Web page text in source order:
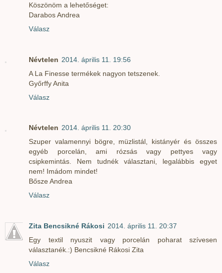
Köszönöm a lehetőséget:
Darabos Andrea
Válasz
Névtelen 2014. április 11. 19:56
A La Finesse termékek nagyon tetszenek.
Győrffy Anita
Válasz
Névtelen 2014. április 11. 20:30
Szuper valamennyi bögre, müzlistál, kistányér és összes
egyéb porcelán, ami rózsás vagy pettyes vagy
csipkemintás. Nem tudnék választani, legalábbis egyet
nem! Imádom mindet!
Bősze Andrea
Válasz
Zita Bencsikné Rákosi 2014. április 11. 20:37
Egy textil nyuszit vagy porcelán poharat szívesen
választanék.:) Bencsikné Rákosi Zita
Válasz